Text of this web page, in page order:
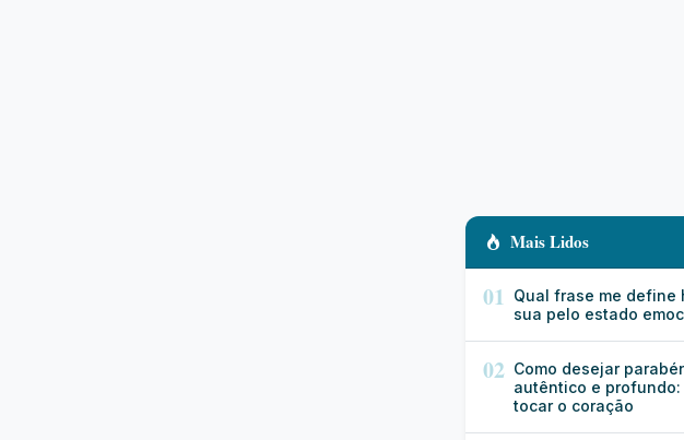
Mais Lidos
01 Qual frase me define
sua pelo estado
02 Como desejar
autêntico e
tocar o coração